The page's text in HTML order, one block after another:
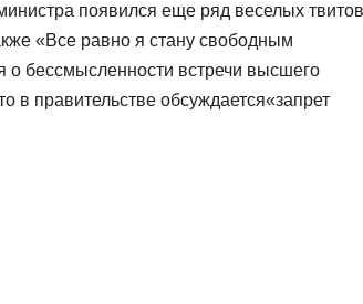
появился еще ряд веселых
«Все равно я стану свободным
бессмысленности встречи высшего
в правительстве обсуждается«запрет